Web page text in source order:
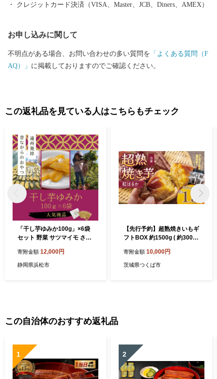
クレジットカード決済（VISA、Master、JCB、Diners、AMEX）
お申し込みに関して
不明点がある場合、お問い合わせの多い質問を 「よくある質問（F
AQ）」 に掲載しておりますのでご確認ください。
この返礼品を見ている人はこちらもチェック
「干し芋ゆみか100g」×6袋
セット 野菜 サツマイモ さつ
寄附金額 12,000円
静岡県浜松市
【先行予約】超熟焼きいもギ
フトBOX 約1500g ( 約300g
kg 冷凍 やきいも 焼芋 さつ
まいも サツマイモ おやつ ス
寄附金額 10,000円
茨城県つくば市
この自治体のおすすめ返礼品
1 2